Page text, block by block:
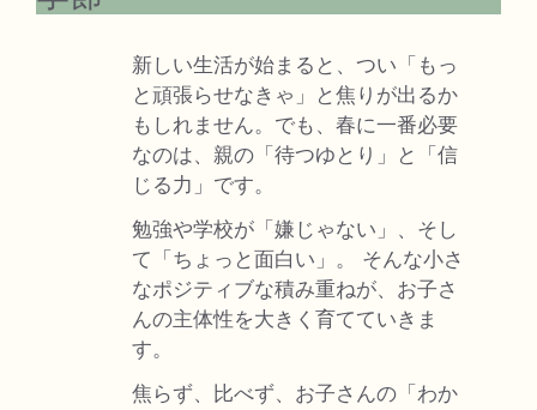
新しい生活が始まると、つい「もっ
と頑張らせなきゃ」と焦りが出るか
もしれません。でも、春に一番必要
なのは、親の「待つゆとり」と「信
じる力」です。
勉強や学校が「嫌じゃない」、そし
て「ちょっと面白い」。 そんな小さ
なポジティブな積み重ねが、お子さ
んの主体性を大きく育てていきま
す。
焦らず、比べず、お子さんの「わか